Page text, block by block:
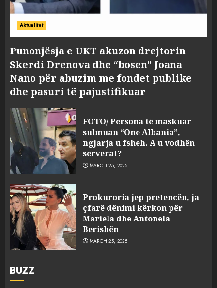
Aktualitet
Punonjësja e UKT akuzon drejtorin
Skerdi Drenova dhe “bosen” Joana
Nano për abuzim me fondet publike
dhe pasuri të pajustifikuar
FOTO/ Persona të maskuar
sulmuan “One Albania”,
ngjarja u fsheh. A u vodhën
serverat?
MARCH 25, 2025
Prokuroria jep pretencën, ja
çfarë dënimi kërkon për
Mariela dhe Antonela
Berishën
MARCH 25, 2025
BUZZ